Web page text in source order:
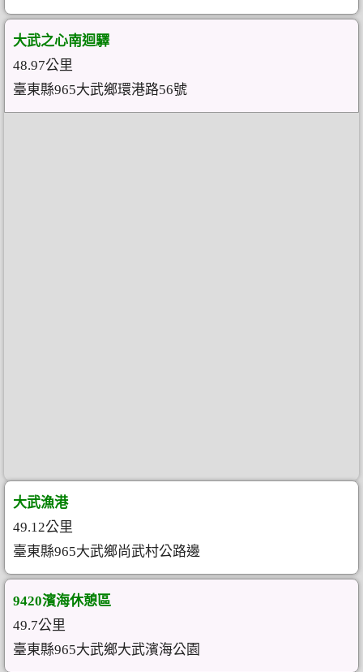
大武之心南迴驛
48.97公里
臺東縣965大武鄉環港路56號
大武漁港
49.12公里
臺東縣965大武鄉尚武村公路邊
9420濱海休憩區
49.7公里
臺東縣965大武鄉大武濱海公園